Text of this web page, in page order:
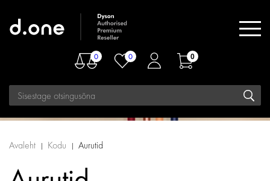
0 0 0
Avaleht Kodu Aurutid